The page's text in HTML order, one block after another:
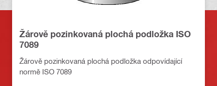
Žárově pozinkovaná plochá podložka ISO
7089
Žárově pozinkovaná plochá podložka odpovídající
normě ISO 7089